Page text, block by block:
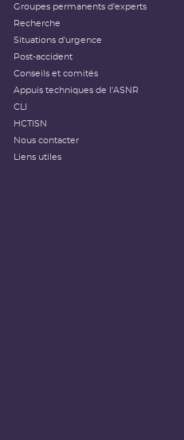
Groupes permanents d'experts
Recherche
Situations d'urgence
Post-accident
Conseils et comités
Appuis techniques de l'ASNR
CLI
HCTISN
Nous contacter
Liens utiles